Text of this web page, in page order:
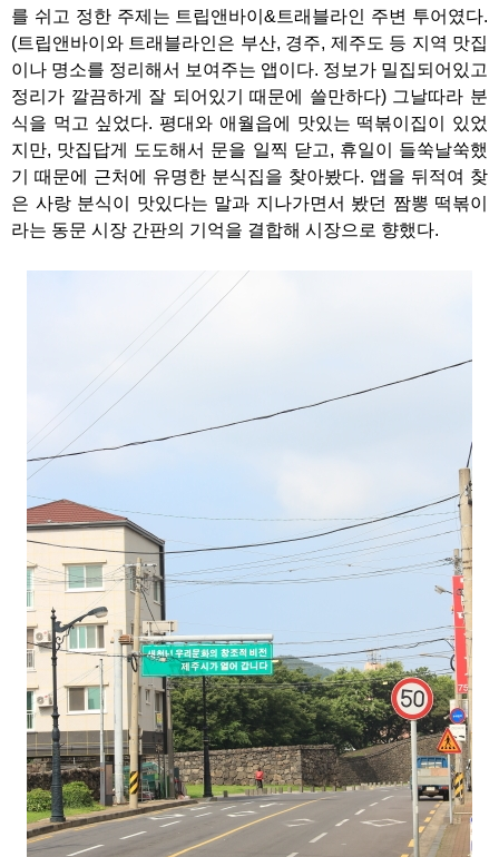
를 쉬고 정한 주제는 트립앤바이&트래블라인 주변 투어였다.
(트립앤바이와 트래블라인은 부산, 경주, 제주도 등 지역 맛집
이나 명소를 정리해서 보여주는 앱이다. 정보가 밀집되어있고
정리가 깔끔하게 잘 되어있기 때문에 쓸만하다) 그날따라 분
식을 먹고 싶었다. 평대와 애월읍에 맛있는 떡볶이집이 있었
지만, 맛집답게 도도해서 문을 일찍 닫고, 휴일이 들쑥날쑥했
기 때문에 근처에 유명한 분식집을 찾아봤다. 앱을 뒤적여 찾
은 사랑 분식이 맛있다는 말과 지나가면서 봤던 짬뽕 떡볶이
라는 동문 시장 간판의 기억을 결합해 시장으로 향했다.